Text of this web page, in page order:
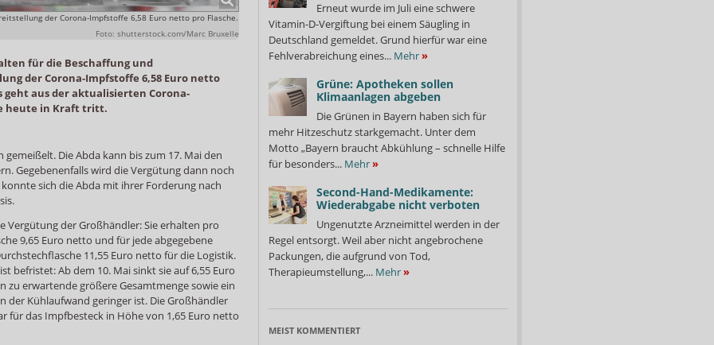
der Corona-Impfstoffe 6,58 Euro netto pro Flasche.
Foto: shutterstock.com/Marc Bruxelle
für die Beschaffung und
der Corona-Impfstoffe 6,58 Euro netto
geht aus der aktualisierten Corona-
heute in Kraft tritt.
Die Abda kann bis zum 17. Mai den
Gegebenenfalls wird die Vergütung dann noch
sich die Abda mit ihrer Forderung nach
Vergütung der Großhändler: Sie erhalten pro
9,65 Euro netto und für jede abgegebene
11,55 Euro netto für die Logistik.
befristet: Ab dem 10. Mai sinkt sie auf 6,55 Euro
zu erwartende größere Gesamtmenge sowie ein
der Kühlaufwand geringer ist. Die Großhändler
für das Impfbesteck in Höhe von 1,65 Euro netto
Erneut wurde im Juli eine schwere
Vitamin-D-Vergiftung bei einem Säugling in
Deutschland gemeldet. Grund hierfür war eine
Fehlverabreichung eines... Mehr»
Grüne: Apotheken sollen
Klimaanlagen abgeben
Die Grünen in Bayern haben sich für
mehr Hitzeschutz starkgemacht. Unter dem
Motto „Bayern braucht Abkühlung – schnelle Hilfe
für besonders... Mehr»
Second-Hand-Medikamente:
Wiederabgabe nicht verboten
Ungenutzte Arzneimittel werden in der
Regel entsorgt. Weil aber nicht angebrochene
Packungen, die aufgrund von Tod,
Therapieumstellung,... Mehr»
MEIST KOMMENTIERT